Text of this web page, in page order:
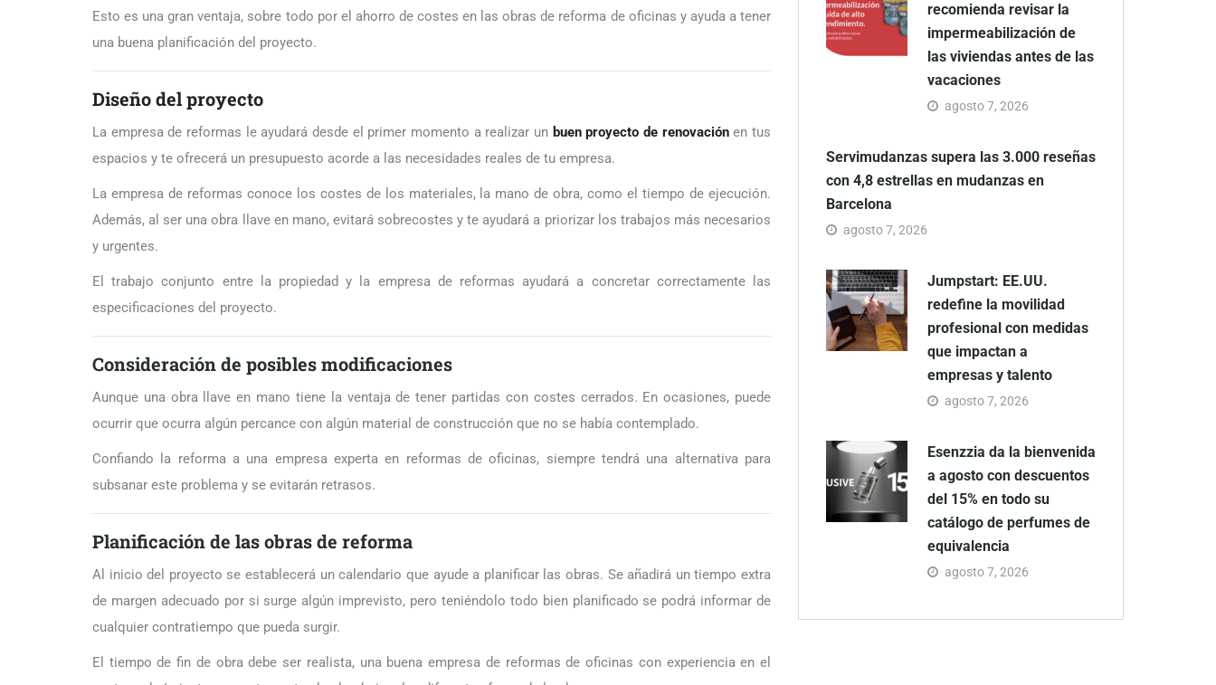
Esto es una gran ventaja, sobre todo por el ahorro de costes en las obras de reforma de oficinas y ayuda a tener
una buena planificación del proyecto.
Diseño del proyecto
La empresa de reformas le ayudará desde el primer momento a realizar un buen proyecto de renovaciónen tus
espacios y te ofrecerá un presupuesto acorde a las necesidades reales de tu empresa.
La empresa de reformas conoce los costes de los materiales, la mano de obra, como el tiempo de ejecución.
Además, al ser una obra llave en mano, evitará sobrecostes y te ayudará a priorizar los trabajos más necesarios
y urgentes.
El trabajo conjunto entre la propiedad y la empresa de reformas ayudará a concretar correctamente las
especificaciones del proyecto.
Consideración de posibles modificaciones
Aunque una obra llave en mano tiene la ventaja de tener partidas con costes cerrados. En ocasiones, puede
ocurrir que ocurra algún percance con algún material de construcción que no se había contemplado.
Confiando la reforma a una empresa experta en reformas de oficinas, siempre tendrá una alternativa para
subsanar este problema y se evitarán retrasos.
Planificación de las obras de reforma
Al inicio del proyecto se establecerá un calendario que ayude a planificar las obras. Se añadirá un tiempo extra
de margen adecuado por si surge algún imprevisto, pero teniéndolo todo bien planificado se podrá informar de
cualquier contratiempo que pueda surgir.
El tiempo de fin de obra debe ser realista, una buena empresa de reformas de oficinas con experiencia en el
recomienda revisar la
impermeabilización de
las viviendas antes de las
vacaciones
agosto 7, 2026
Servimudanzas supera las 3.000 reseñas
con 4,8 estrellas en mudanzas en
Barcelona
agosto 7, 2026
Jumpstart: EE.UU.
redefine la movilidad
profesional con medidas
que impactan a
empresas y talento
agosto 7, 2026
Esenzzia da la bienvenida
a agosto con descuentos
del 15% en todo su
catálogo de perfumes de
equivalencia
agosto 7, 2026